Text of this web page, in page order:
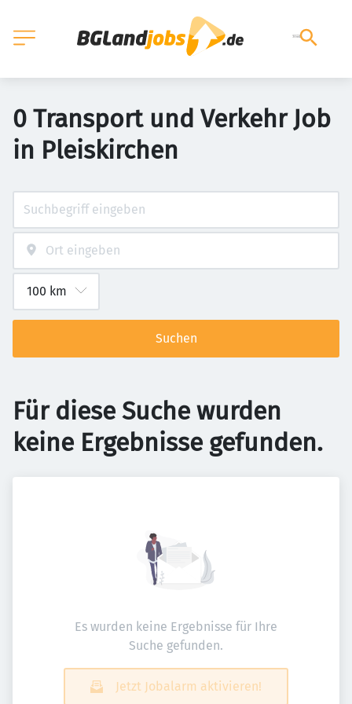
0 Transport und Verkehr Job
in Pleiskirchen
Suchen
Für diese Suche wurden
keine Ergebnisse gefunden.
Es wurden keine Ergebnisse für Ihre
Suche gefunden.
Jetzt Jobalarm aktivieren!